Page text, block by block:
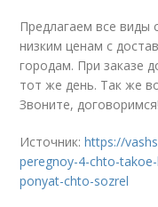
Предлагаем все виды
низким ценам с
городам. При заказе
тот же день. Так же
Звоните, договоримся!
Источник:https://
peregnoy-4-chto-
ponyat-chto-sozrel